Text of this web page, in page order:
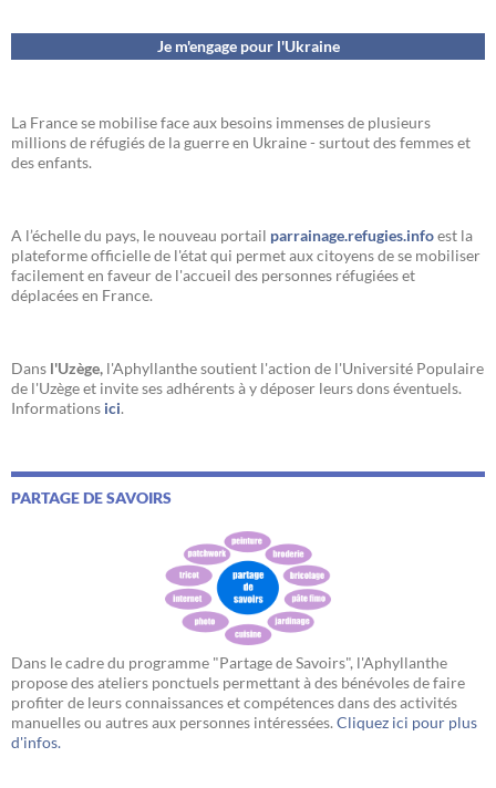
Je m'engage pour l'Ukraine
La France se mobilise face aux besoins immenses de plusieurs
millions de réfugiés de la guerre en Ukraine - surtout des femmes et
des enfants.
A l’échelle du pays, le nouveau portail parrainage.refugies.infoest la
plateforme officielle de l'état qui permet aux citoyens de se mobiliser
facilement en faveur de l'accueil des personnes réfugiées et
déplacées en France.
Dans l'Uzège, l'Aphyllanthe soutient l'action de l'Université Populaire
de l'Uzège et invite ses adhérents à y déposer leurs dons éventuels.
Informations ici.
PARTAGE DE SAVOIRS
Dans le cadre du programme "Partage de Savoirs", l'Aphyllanthe
propose des ateliers ponctuels permettant à des bénévoles de faire
profiter de leurs connaissances et compétences dans des activités
manuelles ou autres aux personnes intéressées. Cliquez ici pour plus
d'infos.